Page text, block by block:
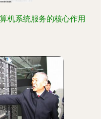
机系统服务的核心作用